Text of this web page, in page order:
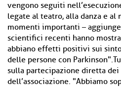
vengono seguiti
legate al teatro, alla danza e al
momenti importanti –
scientifici recenti hanno
abbiano effetti positivi sui
delle persone con
sulla partecipazione diretta
dell’associazione. "Abbiamo